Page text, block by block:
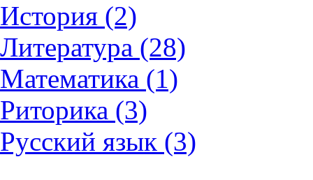
История (2)
Литература (28)
Математика (1)
Риторика (3)
Русский язык (3)